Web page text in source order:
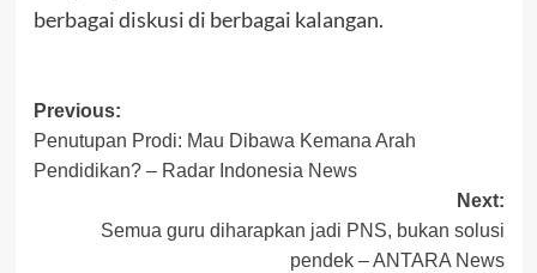
berbagai diskusi di berbagai kalangan.
Post
navigation
Previous:
Penutupan Prodi: Mau Dibawa Kemana Arah
Pendidikan? – Radar Indonesia News
Next:
Semua guru diharapkan jadi PNS, bukan solusi
pendek – ANTARA News